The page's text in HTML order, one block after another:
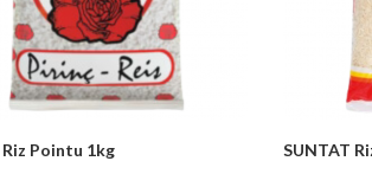
Riz Pointu 1kg
+ Ajouter au panier
SUNTAT
–